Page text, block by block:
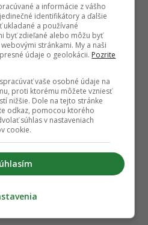
a informácie z vášho
identifikátory a ďalšie
a používané
byť zdieľané alebo môžu byť
stránkami. My a naši
údaje o geolokácii. Pozrite
vaše osobné údaje na
proti ktorému môžete vzniesť
nižšie. Dole na tejto stránke
odkaz, pomocou ktorého
súhlas v nastaveniach
cookie.